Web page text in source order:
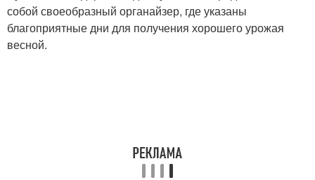
собой своеобразный органайзер, где указаны
благоприятные дни для получения хорошего урожая
весной.